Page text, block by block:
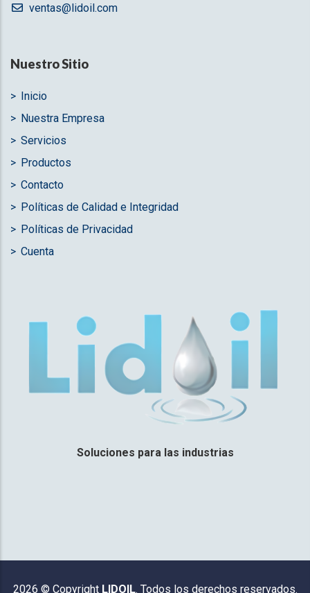
ventas@lidoil.com
Nuestro Sitio
Inicio
Nuestra Empresa
Servicios
Productos
Contacto
Políticas de Calidad e Integridad
Políticas de Privacidad
Cuenta
Soluciones para las industrias
2026 © Copyright LIDOIL. Todos los derechos reservados.